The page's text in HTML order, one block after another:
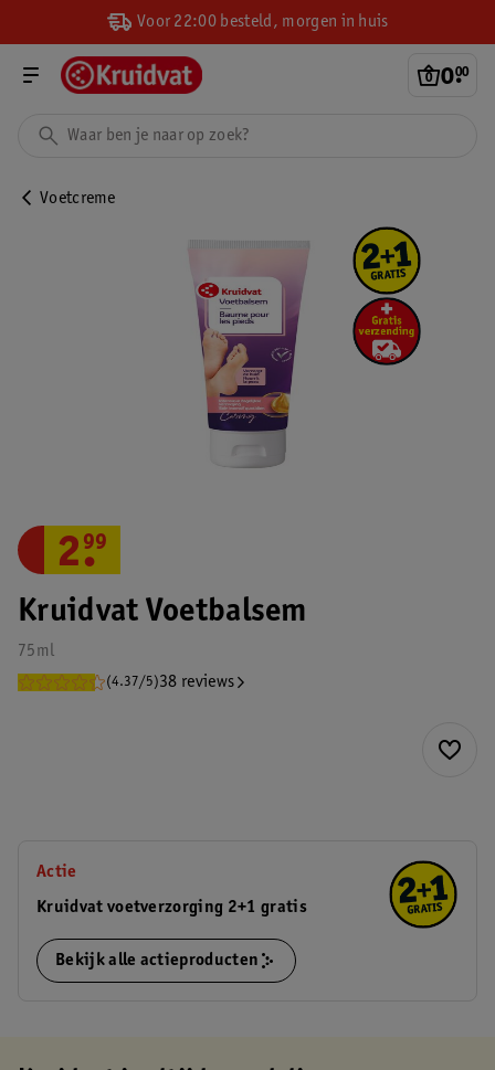
Voor 22:00 besteld, morgen in huis
0.
00
Voetcreme
Kruidvat Voetbalsem
75ml
(4.37/5)38 reviews
2.
99
Actie
Kruidvat voetverzorging 2+1 gratis
Bekijk alle actieproducten